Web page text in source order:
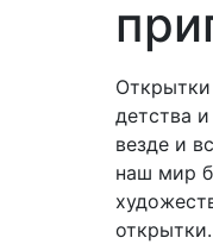
детства
везде и
наш мир